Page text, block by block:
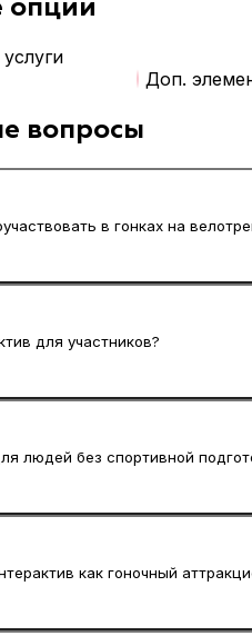
опции
Доп.
вопросы
в гонках на
в час. Такой формат
для участников?
Формат не требует
людей без спортивной
где важны ритм,
как гоночный